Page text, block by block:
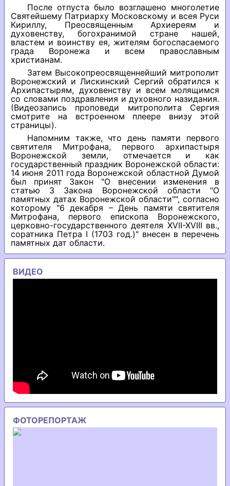
После отпуста было возглашено многолетие
Святейшему Патриарху Московскому и всея Руси
Кириллу, Преосвященным Архиереям и
духовенству, богохранимой стране нашей,
властем и воинству ея, жителям богоспасаемого
града Воронежа и всем православным
христианам.
Затем Высокопреосвященнейший митрополит
Воронежский и Лискинский Сергий обратился к
Архипастырям, духовенству и всем молящимся
со словами поздравления и духовного назидания.
(Видеозапись проповеди митрополита Сергия
смотрите на встроенном плеере внизу этой
страницы).
Напомним также, что день памяти первого
святителя Митрофана, первого архипастыря
Воронежской земли, отмечается и как
государственный праздник Воронежской области:
14 июня 2011 года Воронежской областной Думой
был принят Закон "О внесении изменения в
статью 3 Закона Воронежской области "О
памятных датах Воронежской области"", согласно
которому "6 декабря – День памяти святителя
Митрофана, первого епископа Воронежского,
церковно-государственного деятеля XVII-XVIII вв.,
соратника Петра I (1703 год.)" внесен в перечень
памятных дат области.
ВИДЕО
ФОТОРЕПОРТАЖ